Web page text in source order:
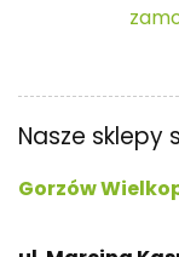
Nasze sklepy
Gorzów